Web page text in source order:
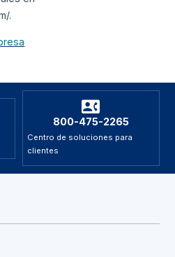
.
800-475-2265
Centro de soluciones para
clientes